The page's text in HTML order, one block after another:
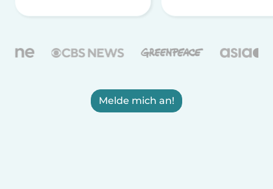
Melde mich an!